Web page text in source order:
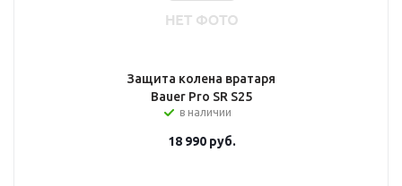
Защита колена вратаря
Bauer Pro SR S25
в наличии
18 990руб.